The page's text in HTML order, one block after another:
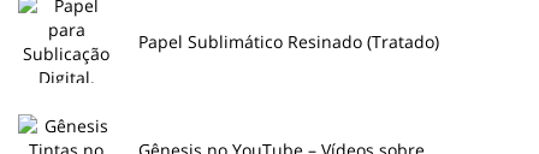
Papel Sublimático Resinado (Tratado)